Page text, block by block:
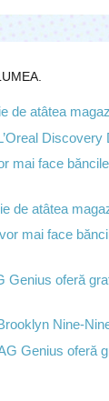
de atâtea
Discovery
mai face
de atâtea
mai face
Genius oferă
Nine-
Genius oferă